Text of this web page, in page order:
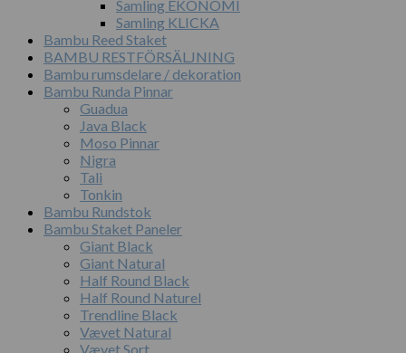
Samling EKONOMI
Samling KLICKA
Bambu Reed Staket
BAMBU RESTFÖRSÄLJNING
Bambu rumsdelare / dekoration
Bambu Runda Pinnar
Guadua
Java Black
Moso Pinnar
Nigra
Tali
Tonkin
Bambu Rundstok
Bambu Staket Paneler
Giant Black
Giant Natural
Half Round Black
Half Round Naturel
Trendline Black
Vævet Natural
Vævet Sort